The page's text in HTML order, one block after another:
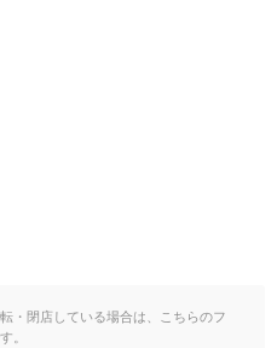
・閉店している場合は、こちらのフ
。